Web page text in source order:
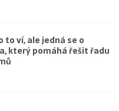
to ví, ale jedná se o
který pomáhá řešit řadu